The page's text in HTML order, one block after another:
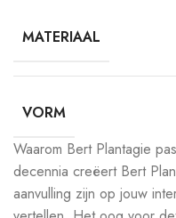
MATERIAAL
VORM
Waarom Bert Plantagie
decennia creëert Bert
aanvulling zijn op jouw